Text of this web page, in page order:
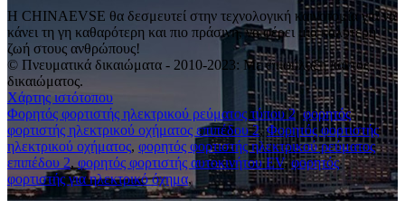
Η CHINAEVSE θα δεσμευτεί στην τεχνολογική καινοτομία για να
κάνει τη γη καθαρότερη και πιο πράσινη, να φέρει μια καλύτερη
ζωή στους ανθρώπους!
© Πνευματικά δικαιώματα - 2010-2023: Με επιφύλαξη παντός
δικαιώματος.
Χάρτης ιστότοπου
Φορητός φορτιστής ηλεκτρικού ρεύματος τύπου 2,φορητός
φορτιστής ηλεκτρικού οχήματος επιπέδου 2,Φορητός φορτιστής
ηλεκτρικού οχήματος, φορητός φορτιστής ηλεκτρικού ρεύματος
επιπέδου 2, φορητός φορτιστής αυτοκινήτου EV,φορητός
φορτιστής για ηλεκτρικό όχημα,